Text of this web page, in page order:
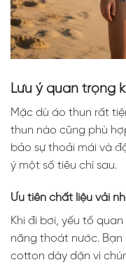
Lưu ý quan trọng
Mặc dù áo thun rất
thun nào cũng phù
bảo sự thoải mái và
ý một số tiêu chí sau.
Ưu tiên chất liệu vải
Khi đi bơi, yếu tố
năng thoát nước. Bạn
cotton dày dặn vì